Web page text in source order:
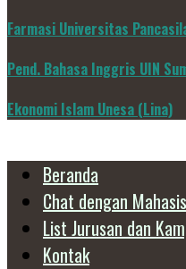
Farmasi Universitas
Pend. Bahasa Inggris UIN
Ekonomi Islam Unesa (Lina)
Beranda
Chat dengan
List Jurusan dan
Kontak